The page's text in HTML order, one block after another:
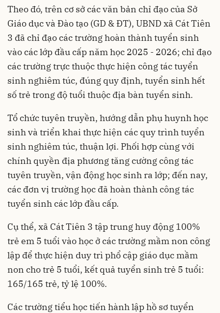
Theo đó, trên cơ sở các văn bản chỉ đạo của Sở
Giáo dục và Đào tạo (GD & ĐT), UBND xã Cát Tiên
3 đã chỉ đạo các trường hoàn thành tuyển sinh
vào các lớp đầu cấp năm học 2025 - 2026; chỉ đạo
các trường trực thuộc thực hiện công tác tuyển
sinh nghiêm túc, đúng quy định, tuyển sinh hết
số trẻ trong độ tuổi thuộc địa bàn tuyển sinh.
Tổ chức tuyên truyền, hướng dẫn phụ huynh học
sinh và triển khai thực hiện các quy trình tuyển
sinh nghiêm túc, thuận lợi. Phối hợp cùng với
chính quyền địa phương tăng cường công tác
tuyên truyền, vận động học sinh ra lớp; đến nay,
các đơn vị trường học đã hoàn thành công tác
tuyển sinh các lớp đầu cấp.
Cụ thể, xã Cát Tiên 3 tập trung huy động 100%
trẻ em 5 tuổi vào học ở các trường mầm non công
lập để thực hiện duy trì phổ cập giáo dục mầm
non cho trẻ 5 tuổi, kết quả tuyển sinh trẻ 5 tuổi:
165/165 trẻ, tỷ lệ 100%.
Các trường tiểu học tiến hành lập hồ sơ tuyển